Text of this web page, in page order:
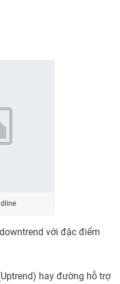
với đặc điểm
hay đường hỗ trợ